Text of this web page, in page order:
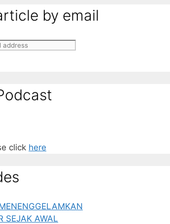
by email
click here
SEJAK AWAL